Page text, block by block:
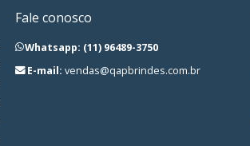
Fale conosco
Whatsapp: (11) 96489-3750
E-mail: vendas@qapbrindes.com.br